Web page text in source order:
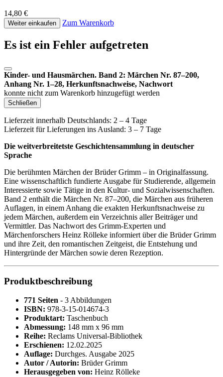
14,80 €
Weiter einkaufen Zum Warenkorb
Es ist ein Fehler aufgetreten
Kinder- und Hausmärchen. Band 2: Märchen Nr. 87–200,
Anhang Nr. 1–28, Herkunftsnachweise, Nachwort
konnte nicht zum Warenkorb hinzugefügt werden
Schließen
Lieferzeit innerhalb Deutschlands: 2 – 4 Tage
Lieferzeit für Lieferungen ins Ausland: 3 – 7 Tage
Die weitverbreitetste Geschichtensammlung in deutscher
Sprache
Die berühmten Märchen der Brüder Grimm – in Originalfassung.
Eine wissenschaftlich fundierte Ausgabe für Studierende, allgemein
Interessierte sowie Tätige in den Kultur- und Sozialwissenschaften.
Band 2 enthält die Märchen Nr. 87–200, die Märchen aus früheren
Auflagen, in einem Anhang die exakten Herkunftsnachweise zu
jedem Märchen, außerdem ein Verzeichnis aller Beiträger und
Vermittler. Das Nachwort des Grimm-Experten und
Märchenforschers Heinz Rölleke informiert über die Brüder Grimm
und ihre Zeit, den romantischen Zeitgeist, die Entstehung und
Hintergründe der Märchen sowie deren Rezeption.
Produktbeschreibung
771 Seiten - 3 Abbildungen
ISBN: 978-3-15-014674-3
Produktart: Taschenbuch
Abmessung: 148 mm x 96 mm
Reihe: Reclams Universal-Bibliothek
Erschienen: 12.02.2025
Auflage: Durchges. Ausgabe 2025
Autor / Autorin: Brüder Grimm
Herausgegeben von: Heinz Rölleke